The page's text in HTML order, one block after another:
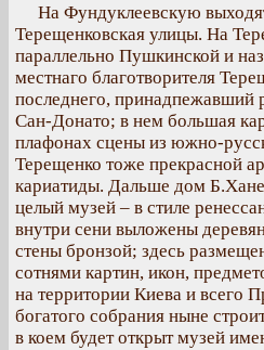
На Фундуклеевскую
Терещенковская улицы. На
параллельно Пушкинской и
местнаго благотворителя
последнего, принадпежавший
Сан-Донато; в нем большая
плафонах сцены из южно-
Терещенко тоже прекрасной
кариатиды. Дальше дом
целый музей – в стиле
внутри сени выложены
стены бронзой; здесь
сотнями картин, икон,
на территории Киева и всего
богатого собрания ныне
в коем будет открыт музей